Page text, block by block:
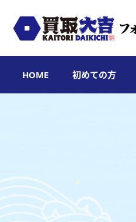
HOME 初めての方